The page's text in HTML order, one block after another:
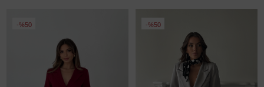
%50 %50